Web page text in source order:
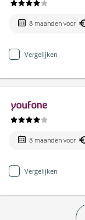
8 maanden voor
Vergelijken
8 maanden voor
Vergelijken